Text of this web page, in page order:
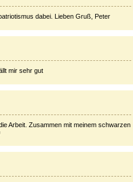
dabei. Lieben Gruß, Peter
mir sehr gut
Arbeit. Zusammen mit meinem schwarzen